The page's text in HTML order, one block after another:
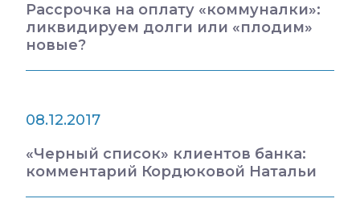
Рассрочка на оплату «коммуналки»:
ликвидируем долги или «плодим»
новые?
08.12.2017
«Черный список» клиентов банка:
комментарий Кордюковой Натальи